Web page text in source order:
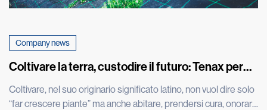
Company news
Coltivare la terra, custodire il futuro: Tenax per
Coltivare, nel suo originario significato latino, non vuol dire solo
“far crescere piante” ma anche abitare, prendersi cura, onorare